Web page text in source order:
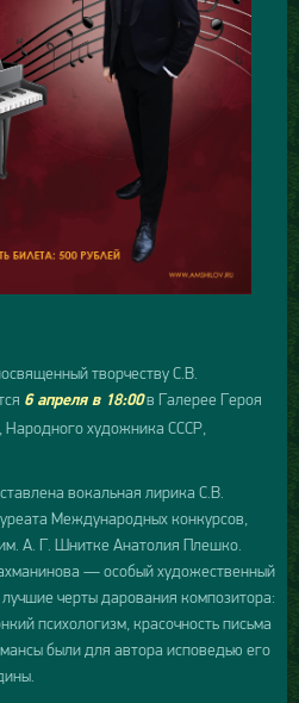
творчеству С.В.
6 апреля в 18:00в Галерее Героя
художника СССР,
вокальная лирика С.В.
Международных конкурсов,
А. Г. Шнитке Анатолия Плешко.
— особый художественный
черты дарования композитора:
психологизм, красочность письма
были для автора исповедью его